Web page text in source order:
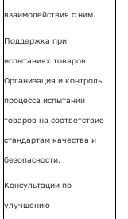
взаимодействия с ним.
Поддержка при
испытаниях товаров.
Организация и контроль
процесса испытаний
товаров на соответствие
стандартам качества и
безопасности.
Консультации по
улучшению